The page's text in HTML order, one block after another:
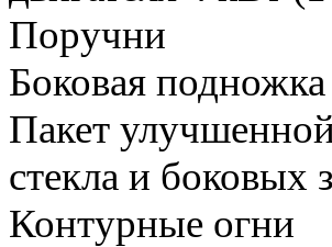
Поручни
Боковая подножка
Пакет
стекла и боковых
Контурные огни